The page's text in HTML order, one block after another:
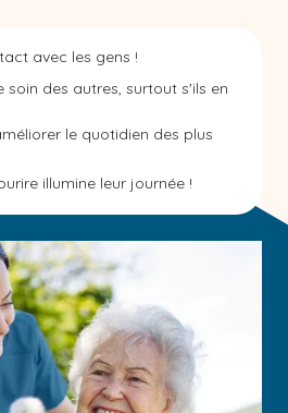
avec les gens !
soin des autres, surtout s'ils en
le quotidien des plus
illumine leur journée !